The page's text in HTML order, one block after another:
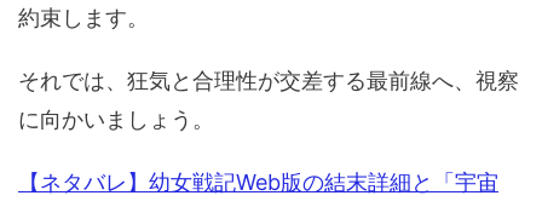
約束します。
それでは、狂気と合理性が交差する最前線へ、視察
に向かいましょう。
【ネタバレ】幼女戦記Web版の結末詳細と「宇宙